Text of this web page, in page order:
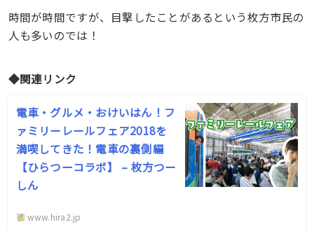
時間が時間ですが、目撃したことがあるという枚方市民の
人も多いのでは！
◆関連リンク
電車・グルメ・おけいはん！フ
ァミリーレールフェア2018を
満喫してきた！電車の裏側編
【ひらつーコラボ】 – 枚方つー
しん
www.hira2.jp